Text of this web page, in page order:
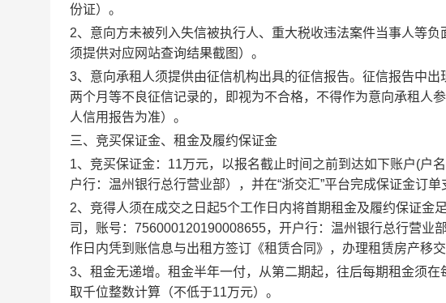
份证）。
2、意向方未被列入失信被执行人、重大税收违法案件当事人等负
须提供对应网站查询结果截图）。
3、意向承租人须提供由征信机构出具的征信报告。征信报告中出
两个月等不良征信记录的，即视为不合格，不得作为意向承租人
人信用报告为准）。
三、竞买保证金、租金及履约保证金
1、竞买保证金： 11万元，以报名截止时间之前到达如下账户(户
户行：温州银行总行营业部），并在“浙交汇”平台完成保证金订单
2、竞得人须在成交之日起5个工作日内将首期租金及履约保证金
司，账号： 756000120190008655，开户行：温州银行总行营业部
作日内凭到账信息与出租方签订《租赁合同》，办理租赁房产移
3、租金无递增。租金半年一付，从第二期起，往后每期租金须
取千位整数计算（不低于11万元）。